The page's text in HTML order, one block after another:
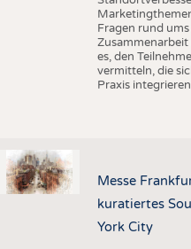
Fragen rund
es, den
vermitteln, die
Praxis
Messe
kuratiertes
York City